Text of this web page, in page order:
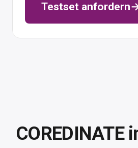
Testset anfordern
COREDINATE